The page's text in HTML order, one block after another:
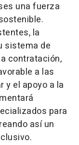
es una fuerza
.
la
sistema de
contratación,
a las
y el apoyo a la
para
así un